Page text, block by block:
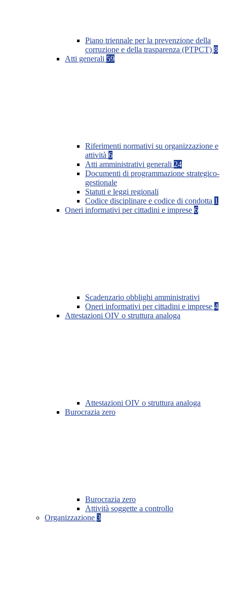
Piano triennale per la prevenzione della
corruzione e della trasparenza (PTPCT) 8
Atti generali 59
Riferimenti normativi su organizzazione e
attività 6
Atti amministrativi generali 24
Documenti di programmazione strategico-
gestionale
Statuti e leggi regionali
Codice disciplinare e codice di condotta 1
Oneri informativi per cittadini e imprese 6
Scadenzario obblighi amministrativi
Oneri informativi per cittadini e imprese 4
Attestazioni OIV o struttura analoga
Attestazioni OIV o struttura analoga
Burocrazia zero
Burocrazia zero
Attività soggette a controllo
Organizzazione 3